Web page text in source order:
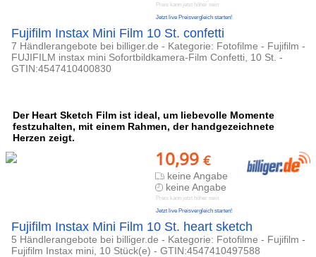
Preis kann jetzt höher sein
Jetzt live Preisvergleich starten!
Fujifilm Instax Mini Film 10 St. confetti
7 Händlerangebote bei billiger.de - Kategorie: Fotofilme - Fujifilm -
FUJIFILM instax mini Sofortbildkamera-Film Confetti, 10 St. -
GTIN:4547410400830
Der Heart Sketch Film ist ideal, um liebevolle Momente
festzuhalten, mit einem Rahmen, der handgezeichnete
Herzen zeigt.
10,99 €
keine Angabe
keine Angabe
Preis kann jetzt höher sein
Jetzt live Preisvergleich starten!
Fujifilm Instax Mini Film 10 St. heart sketch
5 Händlerangebote bei billiger.de - Kategorie: Fotofilme - Fujifilm -
Fujifilm Instax mini, 10 Stück(e) - GTIN:4547410497588